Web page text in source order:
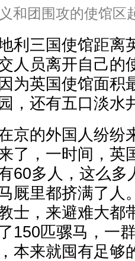
和团围攻的使馆区
利三国使馆距离
人员离开自己的
为英国使馆面积
，还有五口淡水
京的外国人纷纷
了，一时间，英
60多人，这么多
厩里都挤满了人
士，来避难大都
150匹骡马，一
本来就囤有足够